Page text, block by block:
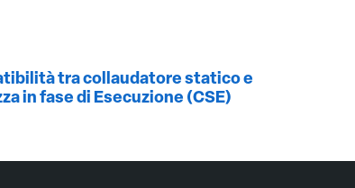
tra collaudatore statico e
in fase di Esecuzione (CSE)